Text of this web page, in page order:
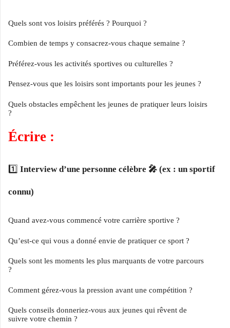
Quels sont vos loisirs préférés ? Pourquoi ?
Combien de temps y consacrez-vous chaque semaine ?
Préférez-vous les activités sportives ou culturelles ?
Pensez-vous que les loisirs sont importants pour les jeunes ?
Quels obstacles empêchent les jeunes de pratiquer leurs loisirs
?
Écrire :
1️⃣ Interview d’une personne célèbre 🎤 (ex : un sportif
connu)
Quand avez-vous commencé votre carrière sportive ?
Qu’est-ce qui vous a donné envie de pratiquer ce sport ?
Quels sont les moments les plus marquants de votre parcours
?
Comment gérez-vous la pression avant une compétition ?
Quels conseils donneriez-vous aux jeunes qui rêvent de
suivre votre chemin ?